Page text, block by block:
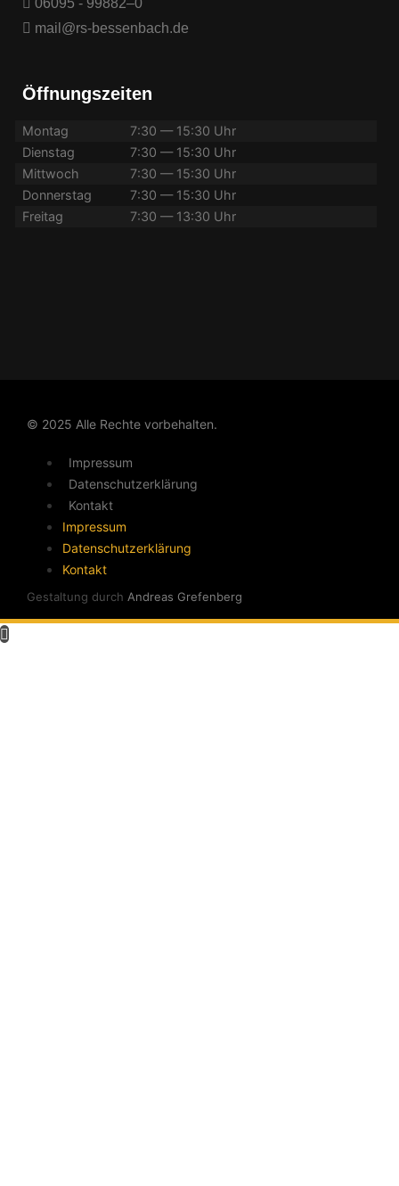
06095 - 99882–0
mail@rs-bessenbach.de
Öffnungszeiten
Montag
7:30 — 15:30 Uhr
Dienstag
7:30 — 15:30 Uhr
Mittwoch
7:30 — 15:30 Uhr
Donnerstag
7:30 — 15:30 Uhr
Freitag
7:30 — 13:30 Uhr
© 2025 Alle Rechte vorbehalten.
Impressum
Daten­schutz­er­klä­rung
Kontakt
Impressum
Daten­schutz­er­klä­rung
Kontakt
Gestaltung durch Andreas Grefenberg